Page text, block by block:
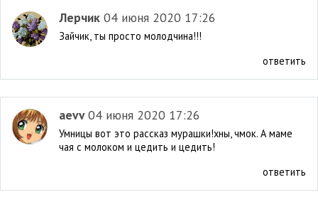
Лерчик 04 июня 2020 17:26
Зайчик, ты просто молодчина!!!
ответить
aevv 04 июня 2020 17:26
Умницы вот это рассказ мурашки!хны, чмок. А маме
чая с молоком и цедить и цедить!
ответить